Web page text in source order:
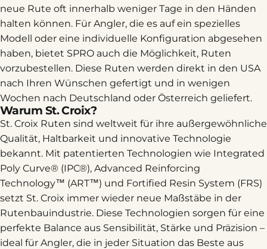
neue Rute oft innerhalb weniger Tage in den Händen
halten können. Für Angler, die es auf ein spezielles
Modell oder eine individuelle Konfiguration abgesehen
haben, bietet SPRO auch die Möglichkeit, Ruten
vorzubestellen. Diese Ruten werden direkt in den USA
nach Ihren Wünschen gefertigt und in wenigen
Wochen nach Deutschland oder Österreich geliefert.
Warum St. Croix?
St. Croix Ruten sind weltweit für ihre außergewöhnliche
Qualität, Haltbarkeit und innovative Technologie
bekannt. Mit patentierten Technologien wie Integrated
Poly Curve® (IPC®), Advanced Reinforcing
Technology™ (ART™) und Fortified Resin System (FRS)
setzt St. Croix immer wieder neue Maßstäbe in der
Rutenbauindustrie. Diese Technologien sorgen für eine
perfekte Balance aus Sensibilität, Stärke und Präzision –
ideal für Angler, die in jeder Situation das Beste aus